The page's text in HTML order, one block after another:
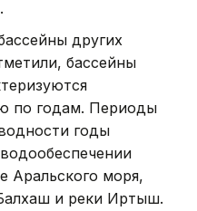
других
бассейны
по годам. Периоды
годы
Аральского моря,
и реки Иртыш.